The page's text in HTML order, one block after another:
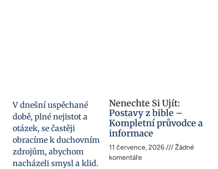
V dnešní uspěchané
době, plné nejistot a
otázek, se častěji
obracíme k duchovním
zdrojům, abychom
nacházeli smysl a klid.
Nenechte Si Ujít:
Postavy z bible –
Kompletní průvodce a
informace
11 července, 2026
Žádné
komentáře